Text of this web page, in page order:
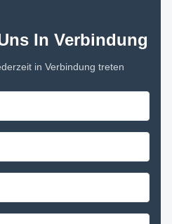
In Verbindung
in Verbindung treten